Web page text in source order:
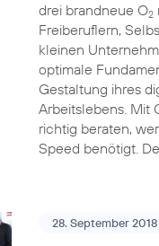
drei brandneue O2
Freiberuflern,
kleinen
optimale
Gestaltung ihres
Arbeitslebens. Mit
richtig beraten,
Speed benötigt.
28. September 2018